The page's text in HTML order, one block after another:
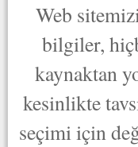
Web
bilgiler,
kaynaktan
kesinlikte
seçimi için